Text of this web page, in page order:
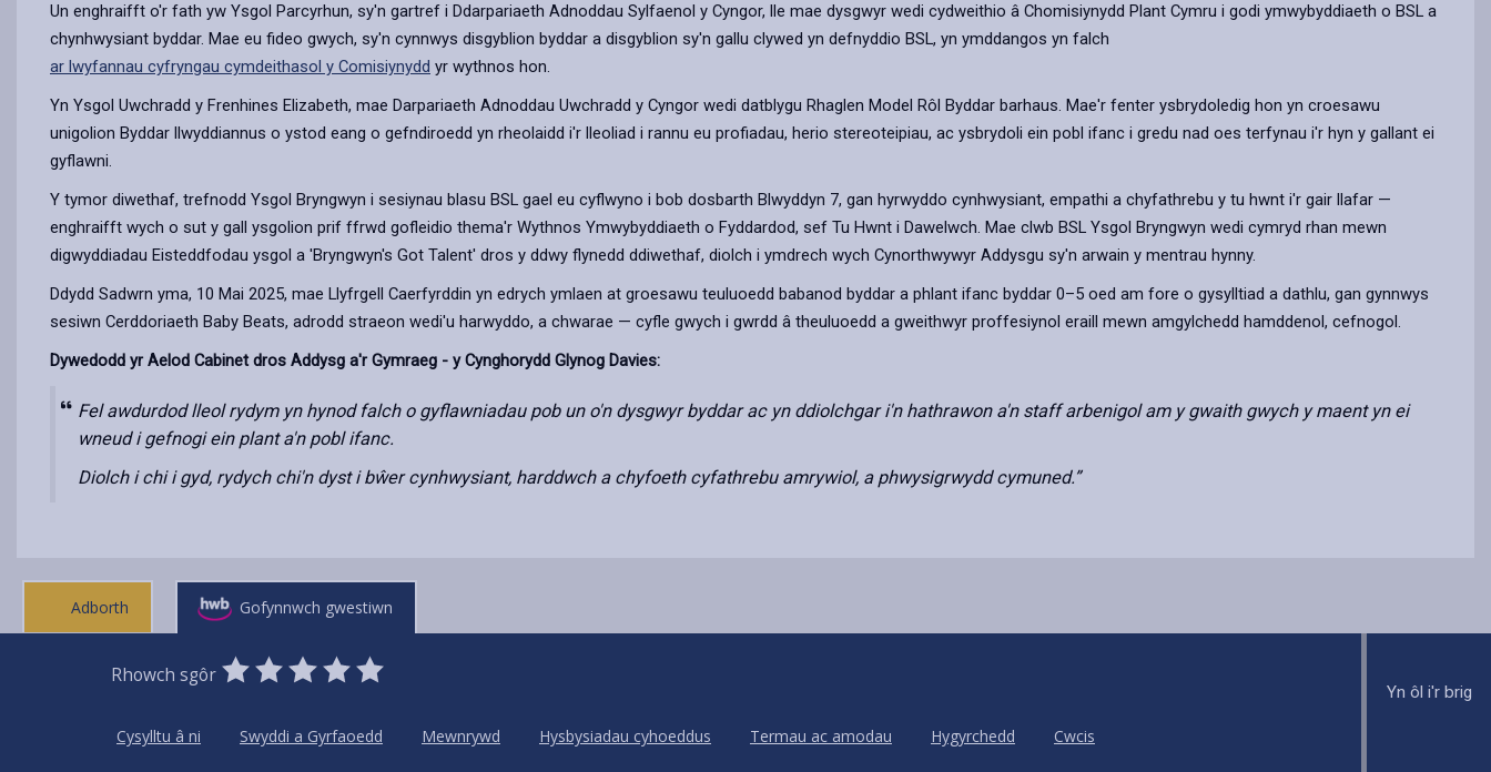
Un enghraifft o'r fath yw Ysgol Parcyrhun, sy'n gartref i Ddarpariaeth Adnoddau Sylfaenol y Cyngor, lle mae dysgwyr wedi cydweithio â Chomisiynydd Plant Cymru i godi ymwybyddiaeth o BSL a
chynhwysiant byddar. Mae eu fideo gwych, sy'n cynnwys disgyblion byddar a disgyblion sy'n gallu clywed yn defnyddio BSL, yn ymddangos yn falch
ar lwyfannau cyfryngau cymdeithasol y Comisiynydd yr wythnos hon.
Yn Ysgol Uwchradd y Frenhines Elizabeth, mae Darpariaeth Adnoddau Uwchradd y Cyngor wedi datblygu Rhaglen Model Rôl Byddar barhaus. Mae'r fenter ysbrydoledig hon yn croesawu
unigolion Byddar llwyddiannus o ystod eang o gefndiroedd yn rheolaidd i'r lleoliad i rannu eu profiadau, herio stereoteipiau, ac ysbrydoli ein pobl ifanc i gredu nad oes terfynau i'r hyn y gallant ei
gyflawni.
Y tymor diwethaf, trefnodd Ysgol Bryngwyn i sesiynau blasu BSL gael eu cyflwyno i bob dosbarth Blwyddyn 7, gan hyrwyddo cynhwysiant, empathi a chyfathrebu y tu hwnt i'r gair llafar —
enghraifft wych o sut y gall ysgolion prif ffrwd gofleidio thema'r Wythnos Ymwybyddiaeth o Fyddardod, sef Tu Hwnt i Dawelwch. Mae clwb BSL Ysgol Bryngwyn wedi cymryd rhan mewn
digwyddiadau Eisteddfodau ysgol a 'Bryngwyn's Got Talent' dros y ddwy flynedd ddiwethaf, diolch i ymdrech wych Cynorthwywyr Addysgu sy'n arwain y mentrau hynny.
Ddydd Sadwrn yma, 10 Mai 2025, mae Llyfrgell Caerfyrddin yn edrych ymlaen at groesawu teuluoedd babanod byddar a phlant ifanc byddar 0–5 oed am fore o gysylltiad a dathlu, gan gynnwys
sesiwn Cerddoriaeth Baby Beats, adrodd straeon wedi'u harwyddo, a chwarae — cyfle gwych i gwrdd â theuluoedd a gweithwyr proffesiynol eraill mewn amgylchedd hamddenol, cefnogol.
Dywedodd yr Aelod Cabinet dros Addysg a'r Gymraeg - y Cynghorydd Glynog Davies:
Fel awdurdod lleol rydym yn hynod falch o gyflawniadau pob un o'n dysgwyr byddar ac yn ddiolchgar i'n hathrawon a'n staff arbenigol am y gwaith gwych y maent yn ei
wneud i gefnogi ein plant a'n pobl ifanc.
Diolch i chi i gyd, rydych chi'n dyst i bŵer cynhwysiant, harddwch a chyfoeth cyfathrebu amrywiol, a phwysigrwydd cymuned.”
Adborth Gofynnwch gwestiwn
Rhowch sgôr
0
Stars
1
Star
2
Stars
3
Stars
4
Stars
5
Stars
Cysylltu â ni
Swyddi a Gyrfaoedd Mewnrywd Hysbysiadau cyhoeddus Termau ac amodau Hygyrchedd Cwcis
Yn ôl i'r brig